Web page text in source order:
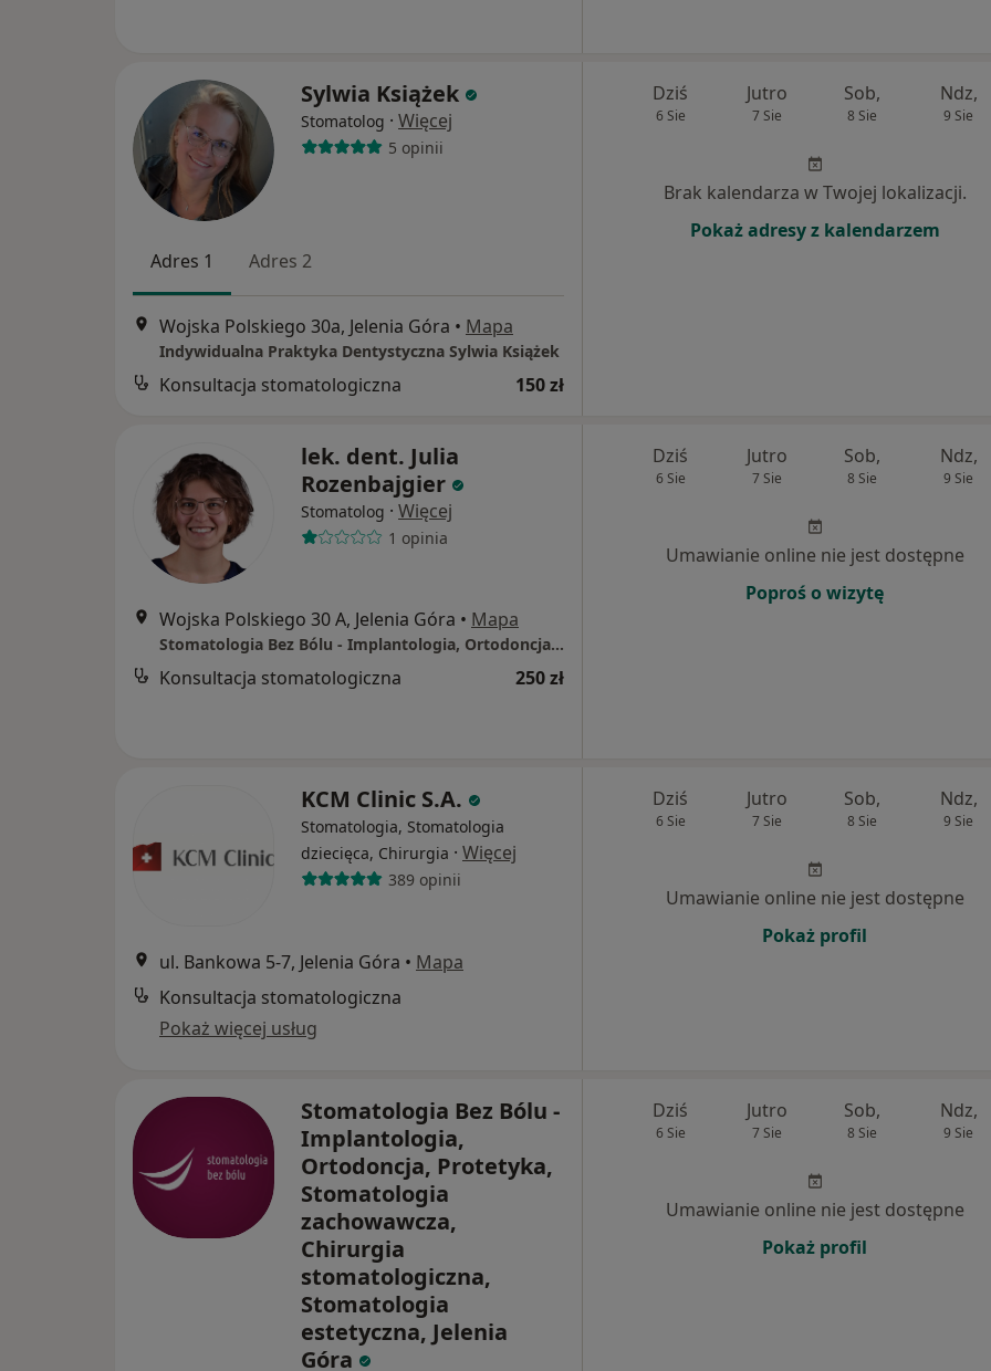
Sylwia Książek
Stomatolog · Więcej
5 opinii
Adres 1 Adres 2
Wojska Polskiego 30a, Jelenia Góra • Mapa
Indywidualna Praktyka Dentystyczna Sylwia Książek
Konsultacja stomatologiczna 150 zł
Dziś
6 Sie
Jutro
7 Sie
Sob,
8 Sie
Ndz,
9 Sie
Brak kalendarza w Twojej lokalizacji.
Pokaż adresy z kalendarzem
lek. dent. Julia
Rozenbajgier
Stomatolog · Więcej
1 opinia
Wojska Polskiego 30 A, Jelenia Góra • Mapa
Stomatologia Bez Bólu - Implantologia, Ortodoncja, Protetyka, Stomatologia zachowawcza, Chirurgia stomatologiczna, Stomatologia estetyczna, Jelenia Góra
Konsultacja stomatologiczna 250 zł
Dziś
6 Sie
Jutro
7 Sie
Sob,
8 Sie
Ndz,
9 Sie
Umawianie online nie jest dostępne
Poproś o wizytę
KCM Clinic S.A.
Stomatologia, Stomatologia
dziecięca, Chirurgia · Więcej
389 opinii
ul. Bankowa 5-7, Jelenia Góra • Mapa
Konsultacja stomatologiczna
Pokaż więcej usług
Dziś
6 Sie
Jutro
7 Sie
Sob,
8 Sie
Ndz,
9 Sie
Umawianie online nie jest dostępne
Pokaż profil
Stomatologia Bez Bólu -
Implantologia,
Ortodoncja, Protetyka,
Stomatologia
zachowawcza,
Chirurgia
stomatologiczna,
Stomatologia
estetyczna, Jelenia
Góra
Dziś
6 Sie
Jutro
7 Sie
Sob,
8 Sie
Ndz,
9 Sie
Umawianie online nie jest dostępne
Pokaż profil